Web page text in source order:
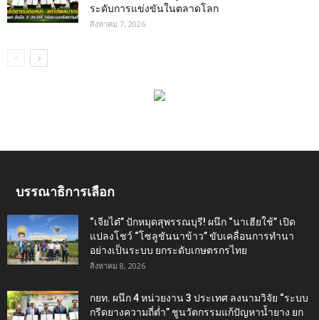
ระดับการแข่งขันในตลาดโลก
สิงหาคม 7, 2026
บรรณาธิการเลือก
“เจียไต๋” ปักหมุดสุพรรณบุรี! ผนึก “นาเฮียใช้” เปิด
แปลงโชว์ “โซลูชันนาข้าว” ขับเคลื่อนการทำนา
อย่างเป็นระบบ ยกระดับเกษตรกรไทย
สิงหาคม 8, 2026
กยท. ผนึก 4 หน่วยงาน 3 ประเทศ ลงนามวิจัย “ระบบ
กรีดยางความถี่ต่ำ” ชูนวัตกรรมแก้ปัญหาน้ำยาง ยก